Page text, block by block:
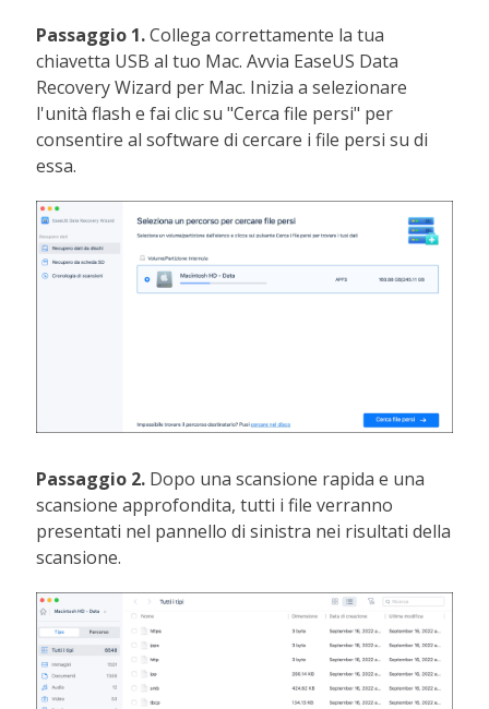
Passaggio 1.Collega correttamente la tua
chiavetta USB al tuo Mac. Avvia EaseUS Data
Recovery Wizard per Mac. Inizia a selezionare
l'unità flash e fai clic su "Cerca file persi" per
consentire al software di cercare i file persi su di
essa.
Passaggio 2. Dopo una scansione rapida e una
scansione approfondita, tutti i file verranno
presentati nel pannello di sinistra nei risultati della
scansione.